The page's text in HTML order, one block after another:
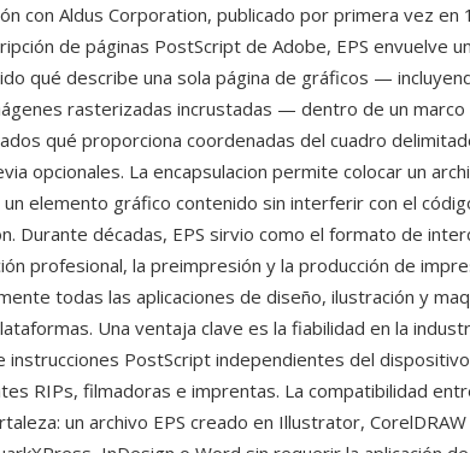
con Aldus Corporation, publicado por primera vez en
de páginas PostScript de Adobe, EPS envuelve
qué describe una sola página de gráficos —
rasterizadas incrustadas — dentro de un marco
qué proporciona coordenadas del cuadro
opcionales. La encapsulacion permite colocar un
elemento gráfico contenido sin interferir con el
Durante décadas, EPS sirvio como el formato de
profesional, la preimpresión y la producción de
todas las aplicaciones de diseño, ilustración y
Una ventaja clave es la fiabilidad en la
instrucciones PostScript independientes del
RIPs, filmadoras e imprentas. La compatibilidad
un archivo EPS creado en Illustrator,